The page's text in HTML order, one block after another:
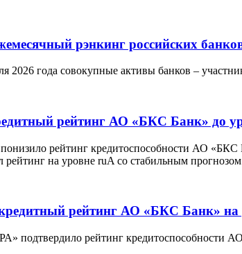
рэнкинг российских
2026 года совокупные активы банков –
рейтинг АО «БКС Банк» до
понизило рейтинг кредитоспособности АО
рейтинг на уровне ruA со стабильным
рейтинг АО «БКС Банк» на
подтвердило рейтинг